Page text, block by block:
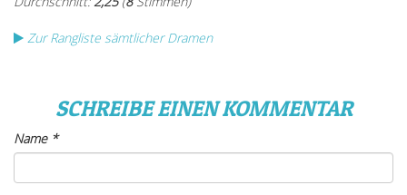
Zur Rangliste sämtlicher Dramen
SCHREIBE EINEN KOMMENTAR
Name*